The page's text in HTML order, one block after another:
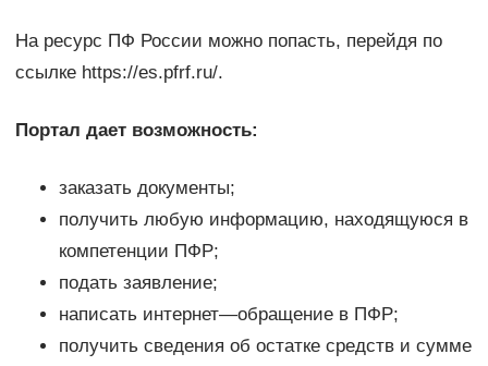
На ресурс ПФ России можно попасть, перейдя по
ссылке https://es.pfrf.ru/.
Портал дает возможность:
заказать документы;
получить любую информацию, находящуюся в
компетенции ПФР;
подать заявление;
написать интернет—обращение в ПФР;
получить сведения об остатке средств и сумме